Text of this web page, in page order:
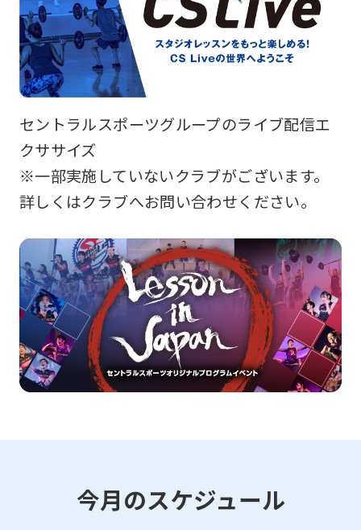
セントラルスポーツグループのライブ配信エ
クササイズ
※一部実施していないクラブがございます。
詳しくはクラブへお問い合わせください。
今月のスケジュール